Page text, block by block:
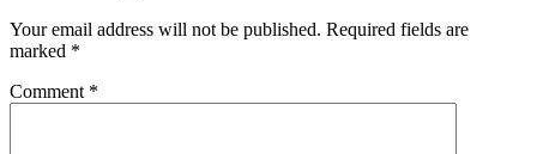
Your email address will not be published. Required fields are
marked *
Comment *